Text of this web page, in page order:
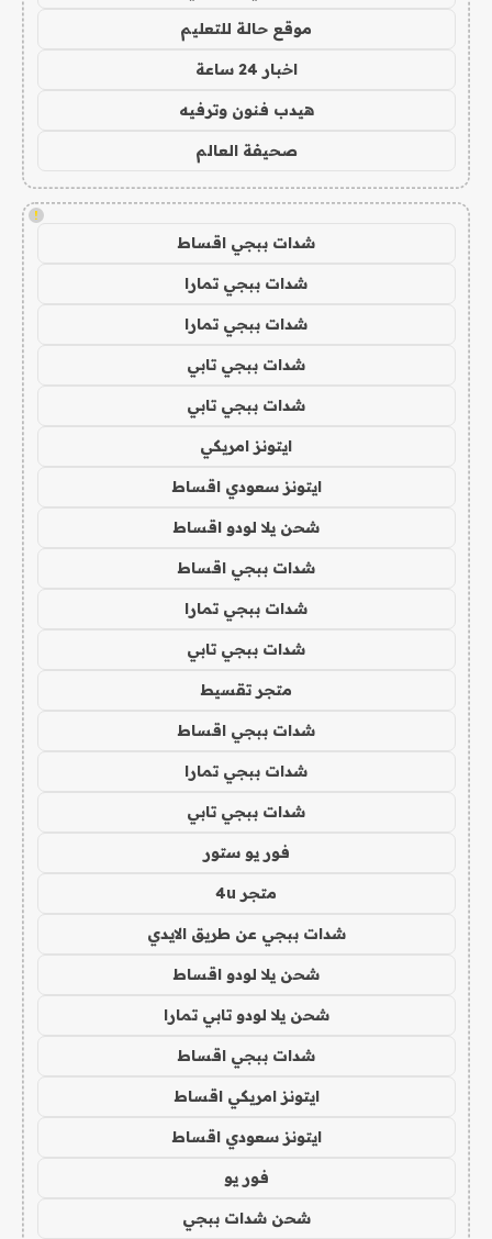
موقع حالة للتعليم
اخبار 24 ساعة
هيدب فنون وترفيه
صحيفة العالم
!
شدات ببجي اقساط
شدات ببجي تمارا
شدات ببجي تمارا
شدات ببجي تابي
شدات ببجي تابي
ايتونز امريكي
ايتونز سعودي اقساط
شحن يلا لودو اقساط
شدات ببجي اقساط
شدات ببجي تمارا
شدات ببجي تابي
متجر تقسيط
شدات ببجي اقساط
شدات ببجي تمارا
شدات ببجي تابي
فور يو ستور
متجر 4u
شدات ببجي عن طريق الايدي
شحن يلا لودو اقساط
شحن يلا لودو تابي تمارا
شدات ببجي اقساط
ايتونز امريكي اقساط
ايتونز سعودي اقساط
فور يو
شحن شدات ببجي